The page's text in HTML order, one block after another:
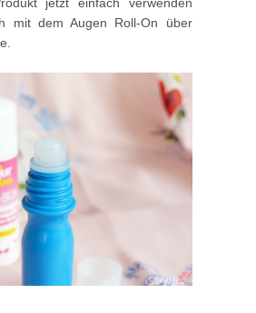
mit dem Augen Roll-On über